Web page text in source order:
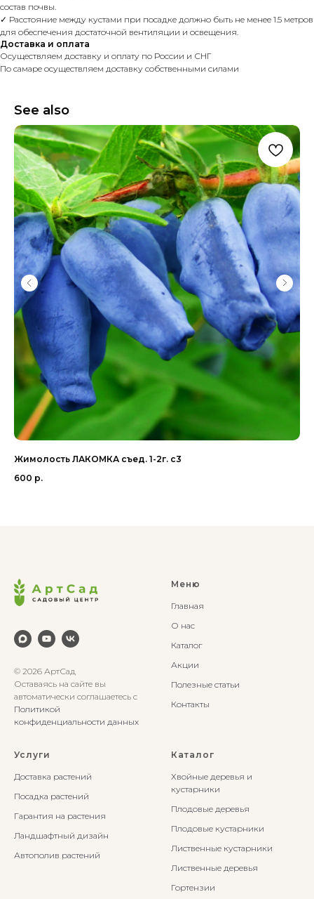
состав почвы.
✓ Расстояние между кустами при посадке должно быть не менее 1.5 метров
для обеспечения достаточной вентиляции и освещения.
Доставка и оплата
Осуществляем доставку и оплату по России и СНГ
По самаре осуществляем доставку собственными силами
See also
Жимолость ЛАКОМКА съед. 1-2г. с3
600 р.
© 2026 АртСад
Оставаясь на сайте вы
автоматически соглашаетесь с
Политикой
конфиденциальности данных
Меню
Главная
О нас
Каталог
Акции
Полезные статьи
Контакты
Услуги
Доставка растений
Посадка растений
Гарантия на растения
Ландшафтный дизайн
Автополив растений
Каталог
Хвойные деревья и
кустарники
Плодовые деревья
Плодовые кустарники
Лиственные кустарники
Лиственные деревья
Гортензии